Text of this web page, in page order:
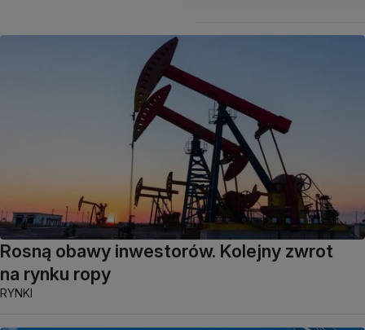
Rosną obawy inwestorów. Kolejny zwrot
na rynku ropy
RYNKI